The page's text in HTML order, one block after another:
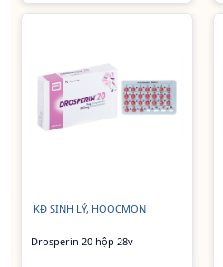
KĐ SINH LÝ, HOOCMON
Drosperin 20 hộp 28v